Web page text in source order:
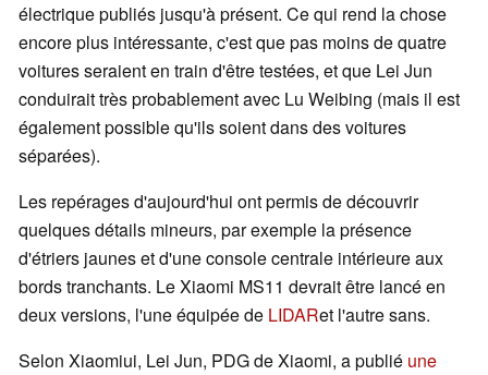
électrique publiés jusqu'à présent. Ce qui rend la chose
encore plus intéressante, c'est que pas moins de quatre
voitures seraient en train d'être testées, et que Lei Jun
conduirait très probablement avec Lu Weibing (mais il est
également possible qu'ils soient dans des voitures
séparées).
Les repérages d'aujourd'hui ont permis de découvrir
quelques détails mineurs, par exemple la présence
d'étriers jaunes et d'une console centrale intérieure aux
bords tranchants. Le Xiaomi MS11 devrait être lancé en
deux versions, l'une équipée de LIDARet l'autre sans.
Selon Xiaomiui, Lei Jun, PDG de Xiaomi, a publié une